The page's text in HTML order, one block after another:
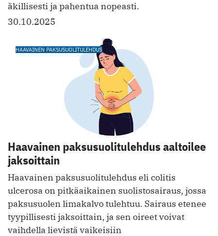
äkillisesti ja pahentua nopeasti.
30.10.2025
HAAVAINEN PAKSUSUOLITULEHDUS
Haavainen paksusuolitulehdus aaltoilee
jaksoittain
Haavainen paksusuolitulehdus eli colitis
ulcerosa on pitkäaikainen suolistosairaus, jossa
paksusuolen limakalvo tulehtuu. Sairaus etenee
tyypillisesti jaksoittain, ja sen oireet voivat
vaihdella lievistä vaikeisiin